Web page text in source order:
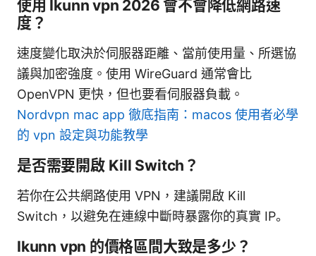
使用 Ikunn vpn 2026 會不會降低網路速
度？
速度變化取決於伺服器距離、當前使用量、所選協
議與加密強度。使用 WireGuard 通常會比
OpenVPN 更快，但也要看伺服器負載。
Nordvpn mac app 徹底指南：macos 使用者必學
的 vpn 設定與功能教學
是否需要開啟 Kill Switch？
若你在公共網路使用 VPN，建議開啟 Kill
Switch，以避免在連線中斷時暴露你的真實 IP。
Ikunn vpn 的價格區間大致是多少？